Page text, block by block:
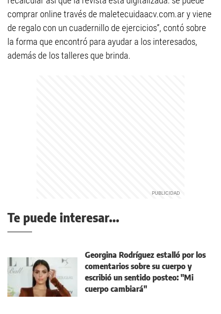
comprar online través de maletecuidaacv.com.ar y viene
de regalo con un cuadernillo de ejercicios”, contó sobre
la forma que encontró para ayudar a los interesados,
además de los talleres que brinda.
Te puede interesar...
Georgina Rodríguez estalló por los
comentarios sobre su cuerpo y
escribió un sentido posteo: "Mi
cuerpo cambiará"